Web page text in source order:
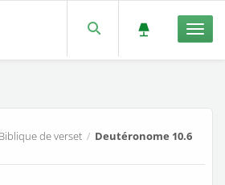
de verset/ Deutéronome 10.6